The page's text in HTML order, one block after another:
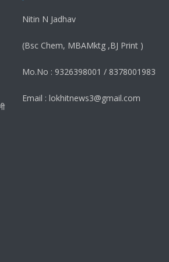
Nitin N Jadhav
(Bsc Chem, MBAMktg ,BJ Print )
Mo.No : 9326398001 / 8378001983
Email : lokhitnews3@gmail.com